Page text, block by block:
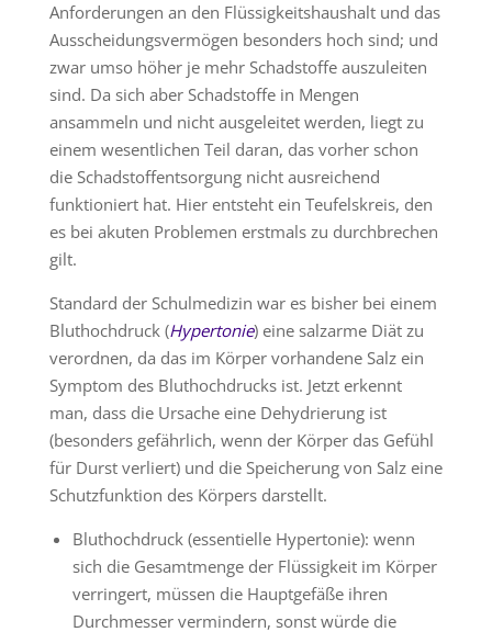
Anforderungen an den Flüssigkeitshaushalt und das
Ausscheidungsvermögen besonders hoch sind; und
zwar umso höher je mehr Schadstoffe auszuleiten
sind. Da sich aber Schadstoffe in Mengen
ansammeln und nicht ausgeleitet werden, liegt zu
einem wesentlichen Teil daran, das vorher schon
die Schadstoffentsorgung nicht ausreichend
funktioniert hat. Hier entsteht ein Teufelskreis, den
es bei akuten Problemen erstmals zu durchbrechen
gilt.
Standard der Schulmedizin war es bisher bei einem
Bluthochdruck (Hypertonie) eine salzarme Diät zu
verordnen, da das im Körper vorhandene Salz ein
Symptom des Bluthochdrucks ist. Jetzt erkennt
man, dass die Ursache eine Dehydrierung ist
(besonders gefährlich, wenn der Körper das Gefühl
für Durst verliert) und die Speicherung von Salz eine
Schutzfunktion des Körpers darstellt.
Bluthochdruck (essentielle Hypertonie): wenn
sich die Gesamtmenge der Flüssigkeit im Körper
verringert, müssen die Hauptgefäße ihren
Durchmesser vermindern, sonst würde die